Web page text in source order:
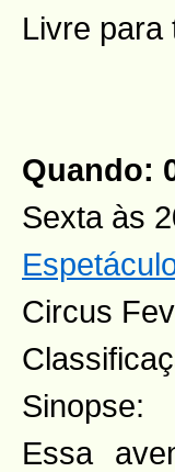
Livre para
Quando:
Sexta às
Circus
Sinopse:
Essa